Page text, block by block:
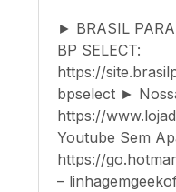
► BRASIL
BP SELECT:
https://
bpselect ►
https://
Youtube Sem
https://
–